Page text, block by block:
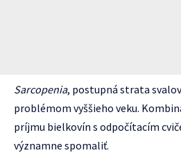
Sarcopenia, postupná strata
problémom vyššieho veku.
príjmu bielkovín s odpočítacím
významne spomaliť.